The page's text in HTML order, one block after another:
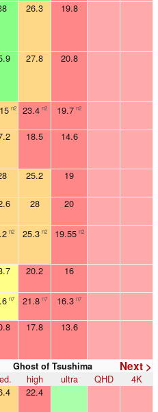
26.3 19.8
27.8 20.8
n2 23.4 n2 19.7 n2
18.5 14.6
25.2 19
28 20
n2 25.3 n2 19.55 n2
20.2 16
n7 21.8 n7 16.3 n7
17.8 13.6
Next >
Ghost of Tsushima
high ultra QHD
4K
22.4